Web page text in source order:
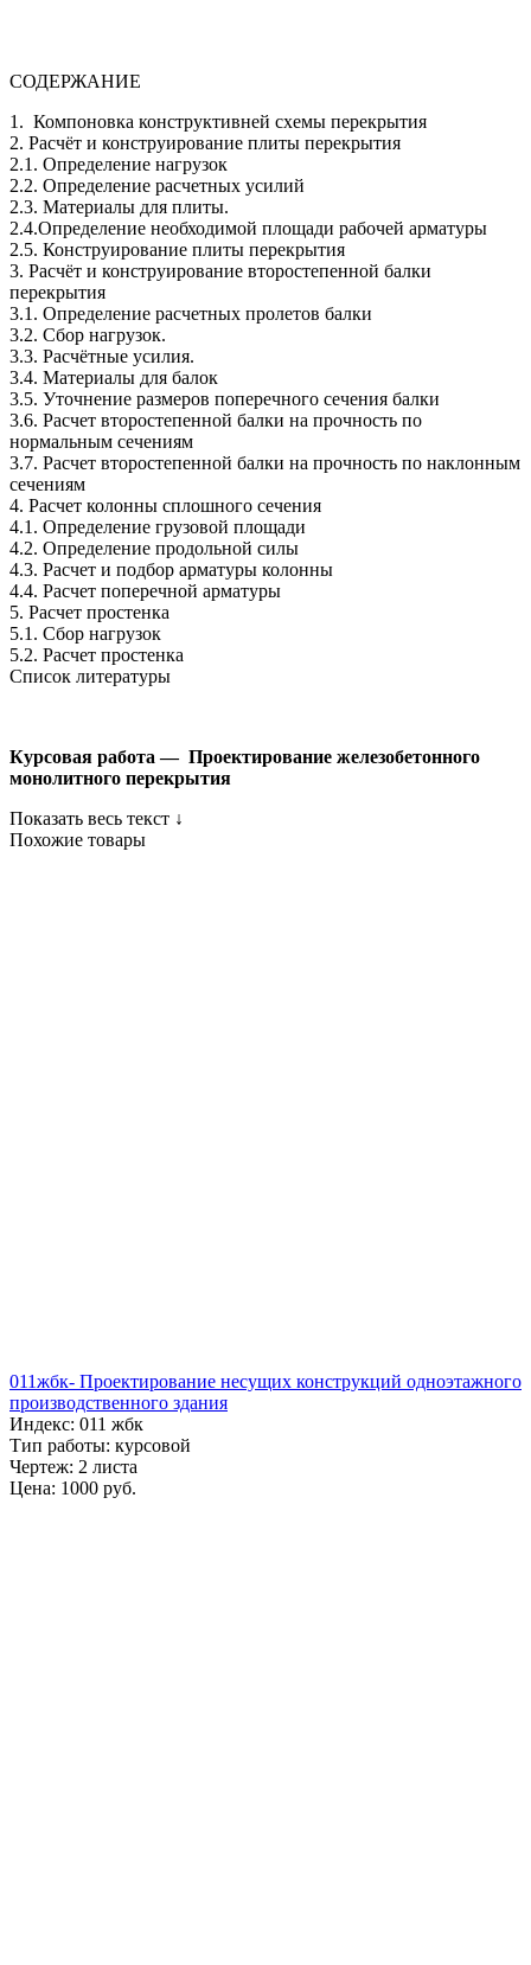
СОДЕРЖАНИЕ
1. Компоновка конструктивней схемы перекрытия
2. Расчёт и конструирование плиты перекрытия
2.1. Определение нагрузок
2.2. Определение расчетных усилий
2.3. Материалы для плиты.
2.4.Определение необходимой площади рабочей арматуры
2.5. Конструирование плиты перекрытия
3. Расчёт и конструирование второстепенной балки
перекрытия
3.1. Определение расчетных пролетов балки
3.2. Сбор нагрузок.
3.3. Расчётные усилия.
3.4. Материалы для балок
3.5. Уточнение размеров поперечного сечения балки
3.6. Расчет второстепенной балки на прочность по
нормальным сечениям
3.7. Расчет второстепенной балки на прочность по наклонным
сечениям
4. Расчет колонны сплошного сечения
4.1. Определение грузовой площади
4.2. Определение продольной силы
4.3. Расчет и подбор арматуры колонны
4.4. Расчет поперечной арматуры
5. Расчет простенка
5.1. Сбор нагрузок
5.2. Расчет простенка
Список литературы
Курсовая работа — Проектирование железобетонного
монолитного перекрытия
Показать весь текст ↓
Похожие товары
011жбк- Проектирование несущих конструкций одноэтажного
производственного здания
Индекс: 011 жбк
Тип работы: курсовой
Чертеж: 2 листа
Цена: 1000 руб.